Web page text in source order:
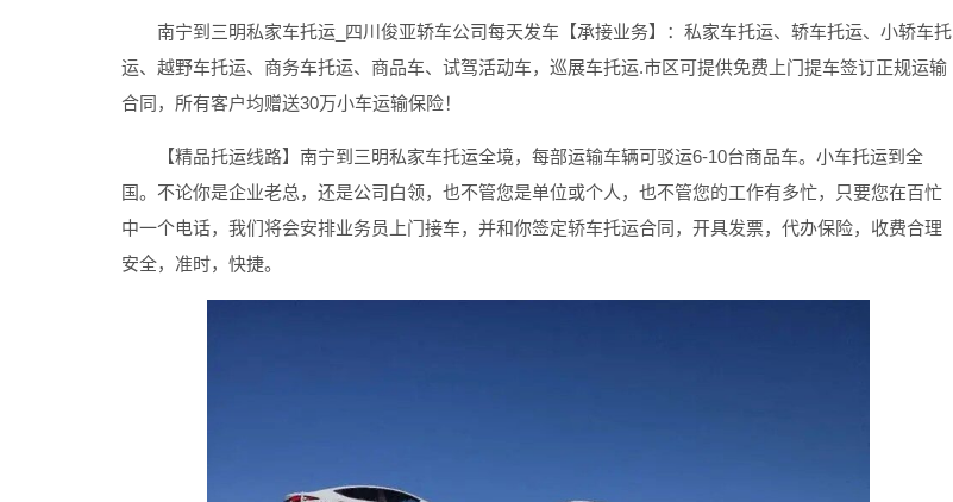
南宁到三明私家车托运 _四川俊亚轿车公司每天发车【承接业务】：私家车托运、轿车托运、小轿车托
运、越野车托运、商务车托运、商品车、试驾活动车，巡展车托运.市区可提供免费上门提车签订正规运输
合同，所有客户均赠送30万小车运输保险！
【精品托运线路】南宁到三明私家车托运全境，每部运输车辆可驳运6-10台商品车。小车托运到全
国。不论你是企业老总，还是公司白领，也不管您是单位或个人，也不管您的工作有多忙，只要您在百忙
中一个电话，我们将会安排业务员上门接车，并和你签定轿车托运合同，开具发票，代办保险，收费合理
安全，准时，快捷。